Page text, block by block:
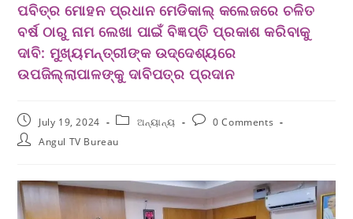
ପବିତ୍ର ମୋହନ ପ୍ରଧାନ ମେଡିକାଲ୍ କଲେଜରେ ଚଳିତ
ବର୍ଷ ଠାରୁ ନାମ ଲେଖା ପାଇଁ ବିଜ୍ଞପ୍ତି ପ୍ରକାଶ କରିବାକୁ
ଦାବି: ମୁଖ୍ୟମନ୍ତ୍ରୀଙ୍କ ଉଦ୍ଦେଶ୍ୟରେ
ଉପଜିଲ୍ଲାପାଳଙ୍କୁ ଦାବିପତ୍ର ପ୍ରଦାନ
July 19, 2024 ଅନ୍ୟାନ୍ୟ
0 Comments
Angul TV Bureau